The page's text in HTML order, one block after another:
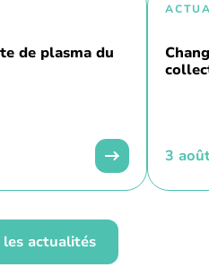
de plasma du
3
actualités